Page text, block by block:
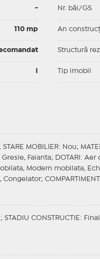
-
110 mp
Nr. băi/GS
An
Structură
Tip imobil
STARE MOBILIER: Nou;
Faianta; DOTARI : Aer
Modern mobilata,
Congelator;
STADIU CONSTRUCTIE :